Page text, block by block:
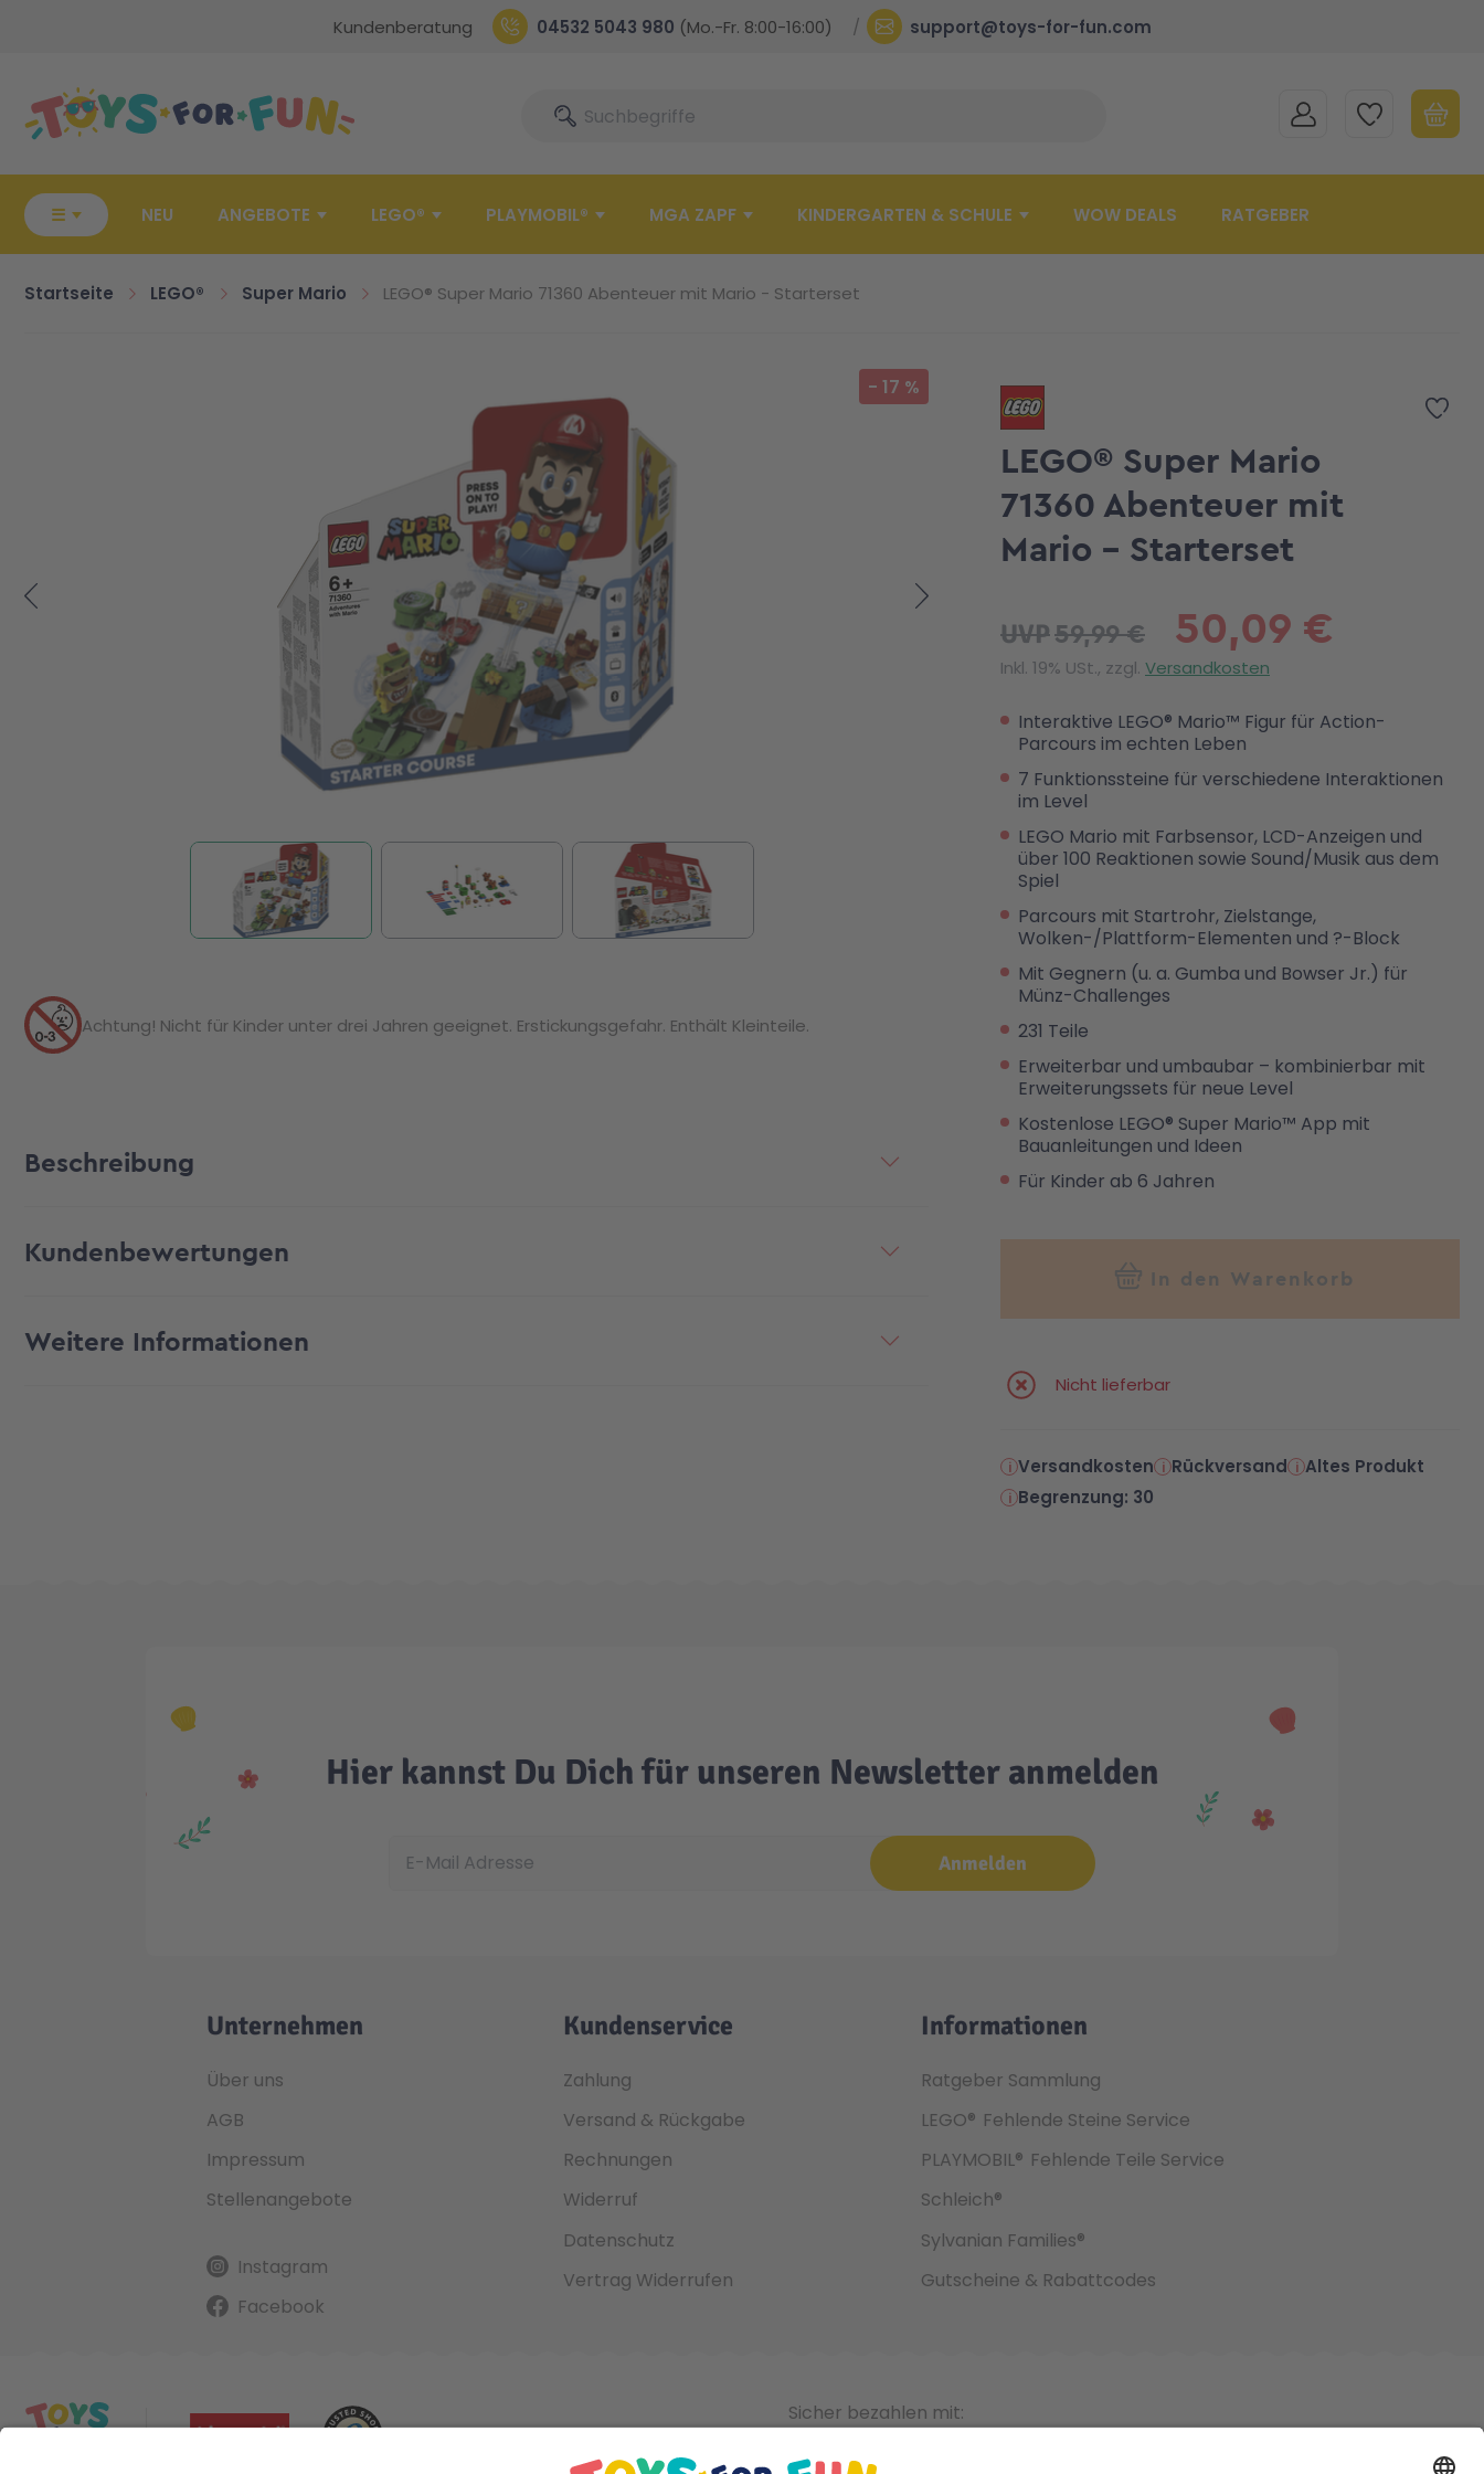
Kundenberatung 04532 5043 980 (Mo.-Fr. 8:00-16:00) support@toys-for-fun.com
SucheSuche MEIN KONTOMEINE WUNSCHLISTE
☰ NEU ANGEBOTE LEGO® PLAYMOBIL® MGA ZAPF KINDERGARTEN & SCHULE WOW DEALS RATGEBER
Startseite LEGO® Super Mario LEGO® Super Mario 71360 Abenteuer mit Mario - Starterset
- 17 %
Zur
LEGO® Super Mario
71360 Abenteuer mit
Mario - Starterset
50,09 €
UVP59,99 €
Inkl. 19% USt., zzgl. Versandkosten
Interaktive LEGO® Mario™ Figur für Action-
Parcours im echten Leben
7 Funktionssteine für verschiedene Interaktionen
im Level
LEGO Mario mit Farbsensor, LCD-Anzeigen und
über 100 Reaktionen sowie Sound/Musik aus dem
Spiel
Parcours mit Startrohr, Zielstange,
Wolken-/Plattform-Elementen und ?-Block
Mit Gegnern (u. a. Gumba und Bowser Jr.) für
Münz-Challenges
231 Teile
Erweiterbar und umbaubar – kombinierbar mit
Erweiterungssets für neue Level
Kostenlose LEGO® Super Mario™ App mit
Bauanleitungen und Ideen
Für Kinder ab 6 Jahren
In den Warenkorb
Nicht lieferbar
Versandkosten Rückversand
Altes Produkt
Begrenzung: 30
Achtung! Nicht für Kinder unter drei Jahren geeignet. Erstickungsgefahr. Enthält Kleinteile.
Beschreibung
Kundenbewertungen
Weitere Informationen
Hier kannst Du Dich für unseren Newsletter anmelden
Anmelden
Unternehmen
Über uns
AGB
Impressum
Stellenangebote
Instagram
Facebook
Kundenservice
Zahlung
Versand & Rückgabe
Rechnungen
Widerruf
Datenschutz
Vertrag Widerrufen
Informationen
Ratgeber Sammlung
LEGO® Fehlende Steine Service
PLAYMOBIL® Fehlende Teile Service
Schleich®
Sylvanian Families®
Gutscheine & Rabattcodes
Sicher bezahlen mit: